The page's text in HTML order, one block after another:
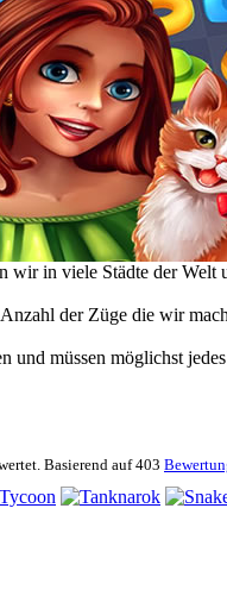
wir in viele Städte der Welt
der Züge die wir
und müssen möglichst
Basierend auf403